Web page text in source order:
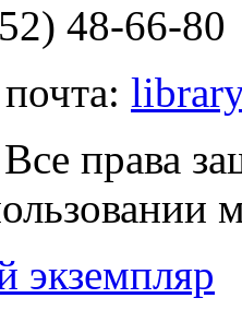
48-66-80
права
экземпляр